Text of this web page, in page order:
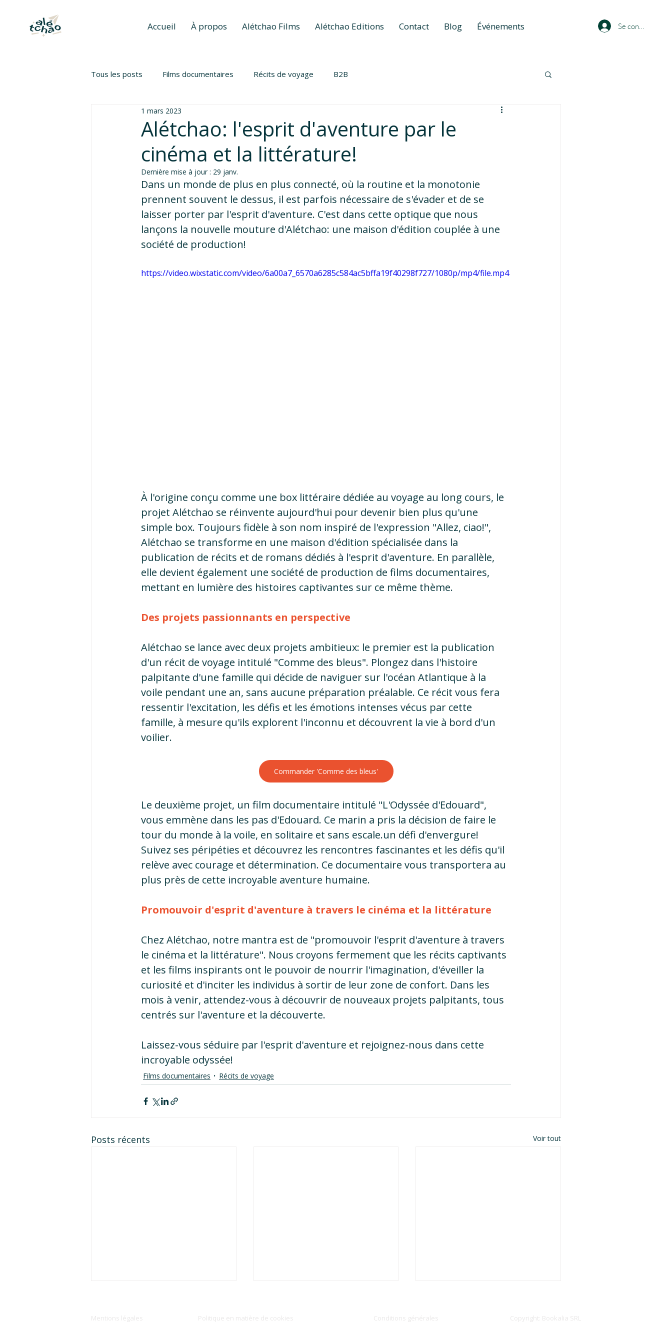
Accueil À propos Alétchao Films Alétchao Editions Contact Blog Événements Se connecter
Tous les posts Films documentaires Récits de voyage B2B
Alétchao: l'esprit d'aventure par le
cinéma et la littérature!
1 mars 2023
Dernière mise à jour : 29 janv.
Dans un monde de plus en plus connecté, où la routine et la monotonie
prennent souvent le dessus, il est parfois nécessaire de s'évader et de se
laisser porter par l'esprit d'aventure. C'est dans cette optique que nous
lançons la nouvelle mouture d'Alétchao: une maison d'édition couplée à une
société de production!
https://video.wixstatic.com/video/6a00a7_6570a6285c584ac5bffa19f40298f727/1080p/mp4/file.mp4
À l'origine conçu comme une box littéraire dédiée au voyage au long cours, le
projet Alétchao se réinvente aujourd'hui pour devenir bien plus qu'une
simple box. Toujours fidèle à son nom inspiré de l'expression "Allez, ciao!",
Alétchao se transforme en une maison d'édition spécialisée dans la
publication de récits et de romans dédiés à l'esprit d'aventure. En parallèle,
elle devient également une société de production de films documentaires,
mettant en lumière des histoires captivantes sur ce même thème.
Des projets passionnants en perspective
Alétchao se lance avec deux projets ambitieux: le premier est la publication
d'un récit de voyage intitulé "Comme des bleus". Plongez dans l'histoire
palpitante d'une famille qui décide de naviguer sur l'océan Atlantique à la
voile pendant une an, sans aucune préparation préalable. Ce récit vous fera
ressentir l'excitation, les défis et les émotions intenses vécus par cette
famille, à mesure qu'ils explorent l'inconnu et découvrent la vie à bord d'un
voilier.
Commander 'Comme des bleus'
Le deuxième projet, un film documentaire intitulé "L'Odyssée d'Edouard",
vous emmène dans les pas d'Edouard. Ce marin a pris la décision de faire le
tour du monde à la voile, en solitaire et sans escale.un défi d'envergure!
Suivez ses péripéties et découvrez les rencontres fascinantes et les défis qu'il
relève avec courage et détermination. Ce documentaire vous transportera au
plus près de cette incroyable aventure humaine.
Promouvoir d'esprit d'aventure à travers le cinéma et la littérature
Chez Alétchao, notre mantra est de "promouvoir l'esprit d'aventure à travers
le cinéma et la littérature". Nous croyons fermement que les récits captivants
et les films inspirants ont le pouvoir de nourrir l'imagination, d'éveiller la
curiosité et d'inciter les individus à sortir de leur zone de confort. Dans les
mois à venir, attendez-vous à découvrir de nouveaux projets palpitants, tous
centrés sur l'aventure et la découverte.
Laissez-vous séduire par l'esprit d'aventure et rejoignez-nous dans cette
incroyable odyssée!
Films documentaires Récits de voyage
Posts récents Voir tout
Mentions légales Politique en matière de cookies Conditions générales Copyright: Bookalia SRL